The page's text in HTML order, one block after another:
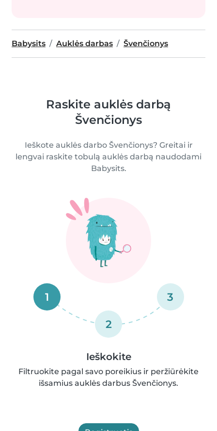
Babysits Auklės darbas Švenčionys
Raskite auklės darbą
Švenčionys
Ieškote auklės darbo Švenčionys? Greitai ir
lengvai raskite tobulą auklės darbą naudodami
Babysits.
1
2
3
Ieškokite
Filtruokite pagal savo poreikius ir peržiūrėkite
išsamius auklės darbus Švenčionys.